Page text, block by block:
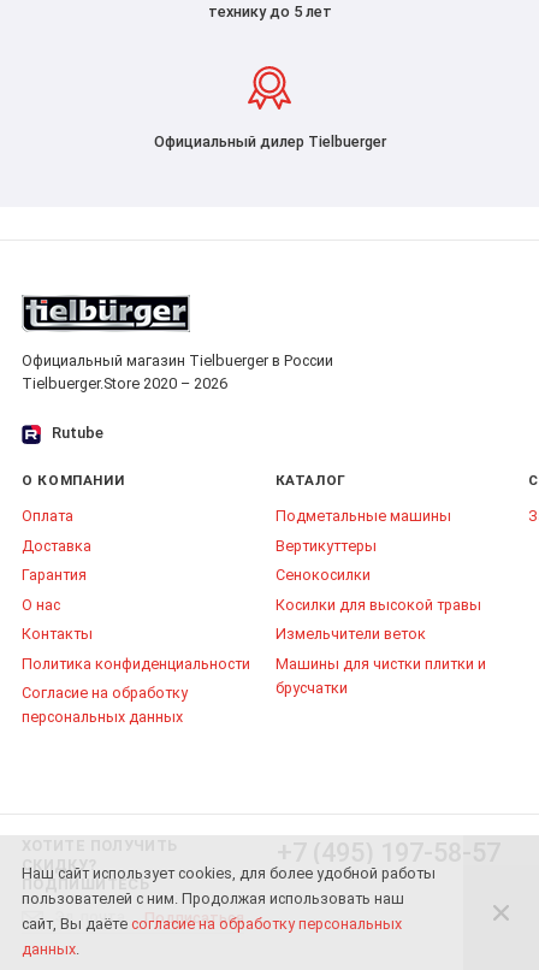
технику до 5 лет
Официальный дилер Tielbuerger
Наш сайт использует cookies, для более удобной работы
пользователей с ним. Продолжая использовать наш
сайт, Вы даёте согласие на обработку персональных
данных.
Официальный магазин Tielbuerger в России
Tielbuerger.Store 2020 – 2026
Rutube
О КОМПАНИИ
Оплата
Доставка
Гарантия
О нас
Контакты
Политика конфиденциальности
Согласие на обработку
персональных данных
КАТАЛОГ
Подметальные машины
Вертикуттеры
Сенокосилки
Косилки для высокой травы
Измельчители веток
Машины для чистки плитки и
брусчатки
СКИДКУ?
ПОДПИШИТЕСЬ
Подписаться